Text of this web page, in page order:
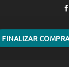
FINALIZAR